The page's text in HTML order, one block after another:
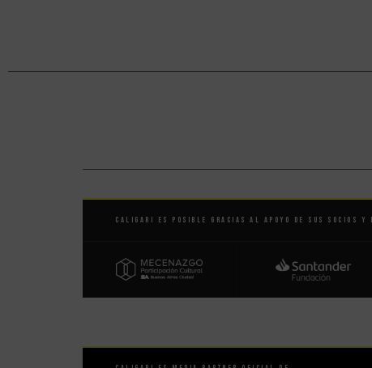
Caligari es posible gracias al apoyo de sus socios y